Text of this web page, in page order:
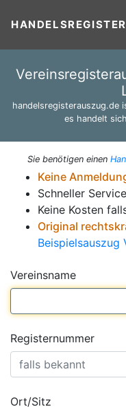
handelsregisterauszug.de
es handelt
Sie benötigen einen
Keine
Schneller
Keine Kosten
Original
Beispielsauszug
Vereinsname
Registernummer
Ort/Sitz